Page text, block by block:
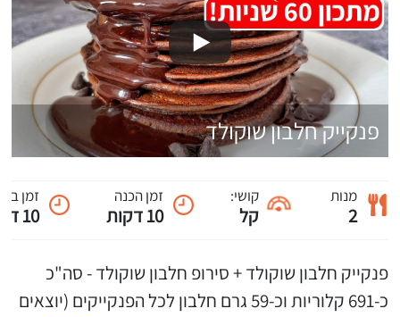
פנקייק חלבון שוקולד
מנות
2
קושי:
קל
זמן הכנה
10 דקות
זמן
10 דקות
פנקייק חלבון שוקולד + סירופ חלבון שוקולד - סה"כ
כ-691 קלוריות וכ-59 גרם חלבון לכל הפנקייקים (יוצאים